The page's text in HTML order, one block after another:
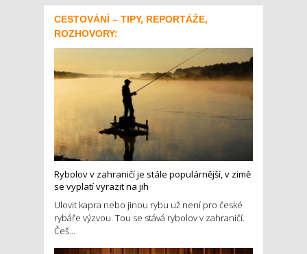
CESTOVÁNÍ – TIPY, REPORTÁŽE,
ROZHOVORY:
Rybolov v zahraničí je stále populárnější, v zimě
se vyplatí vyrazit na jih
Ulovit kapra nebo jinou rybu už není pro české
rybáře výzvou. Tou se stává rybolov v zahraničí.
Češ...